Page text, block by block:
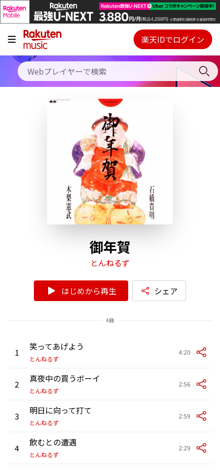
キャンペーン
料金プラン
使い方
初回30日間無料お試し
Webプレイヤー
ご契約内容の確認・変更
楽天IDでログイン
御年賀
とんねるず
はじめから再生 シェア
4曲
1 笑ってあげよう
とんねるず
4:20
2 真夜中の買うボーイ
とんねるず
2:56
3 明日に向って打て
とんねるず
2:59
4 飲むとの遭遇
とんねるず
2:29